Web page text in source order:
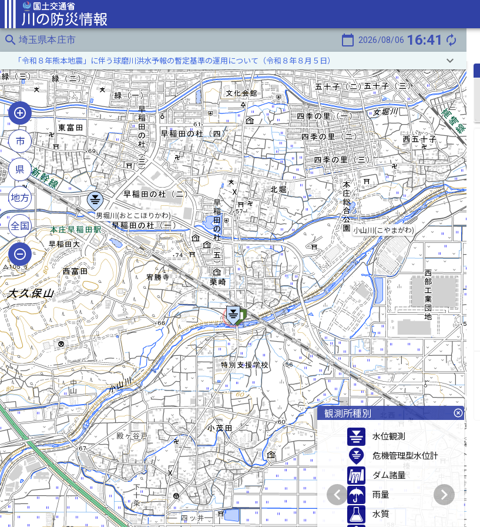
search 埼玉県本庄市 calendar_today 2026/08/06 16:41 autorenew
小山川(こやまがわ)
女堀川(おんなほりかわ)
男堀川(おとこほりかわ)
「令和８年熊本地震」に伴う球磨川洪水予報の暫定基準の運用について（令和８年８月５日） keyboard_arrow_down
市
県
地方
全国
観測所種別 highlight_off
水位観測
危機管理型水位計
ダム諸量
雨量
水質
chevron_left chevron_right